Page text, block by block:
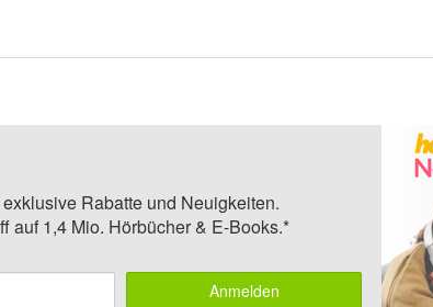
Rabatte und Neuigkeiten.
auf 1,4 Mio. Hörbücher & E-Books.*
Anmelden